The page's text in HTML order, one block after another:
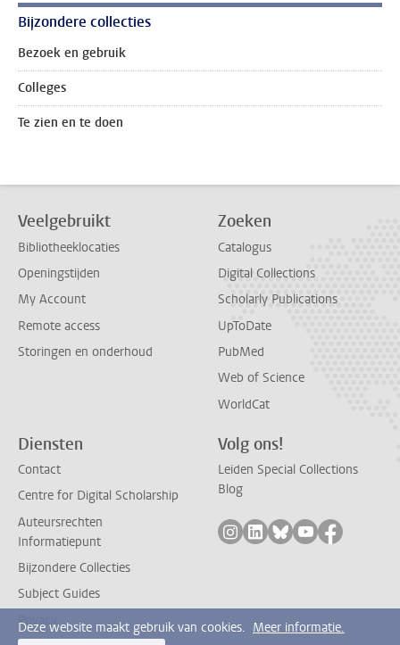
Bijzondere collecties
Bezoek en gebruik
Colleges
Te zien en te doen
Veelgebruikt
Bibliotheeklocaties
Openingstijden
My Account
Remote access
Storingen en onderhoud
Zoeken
Catalogus
Digital Collections
Scholarly Publications
UpToDate
PubMed
Web of Science
WorldCat
Diensten
Contact
Centre for Digital Scholarship
Auteursrechten
Informatiepunt
Bijzondere Collecties
Subject Guides
Privacy
Volg ons!
Leiden Special Collections
Blog
Volg ons op instagram
Volg ons op linkedin
Volg ons op
Volg ons op
Deze website maakt gebruik van cookies. Meer informatie.